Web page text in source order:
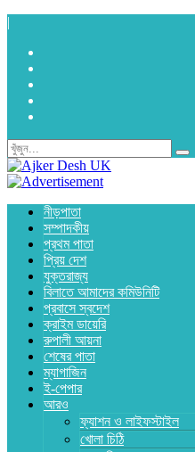
|
নীড়পাতা
সম্পাদকীয়
প্রথম পাতা
প্রিয় দেশ
যুক্তরাজ্য
বিলাতে আমাদের কমিউনিটি
প্রবাসে স্বদেশ
ক্রাইম ডায়েরি
রুপালী আয়না
শেষের পাতা
ম্যাগাজিন
ই-পেপার
আরও
ফ্যাশন ও লাইফস্টাইল
খোলা চিঠি